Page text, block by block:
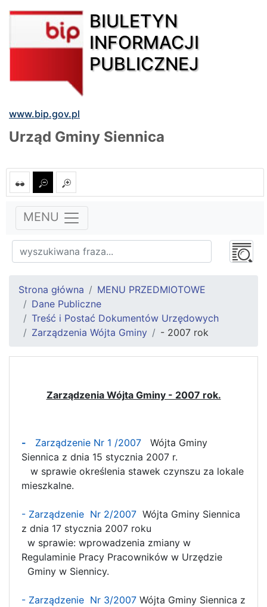
BIULETYN
INFORMACJI
PUBLICZNEJ
www.bip.gov.pl
Urząd Gminy Siennica
MENU
Strona główna
MENU PRZEDMIOTOWE
Dane Publiczne
Treść i Postać Dokumentów Urzędowych
Zarządzenia Wójta Gminy
- 2007 rok
Zarządzenia Wójta Gminy - 2007 rok.
- Zarządzenie Nr 1 /2007
Wójta Gminy
Siennica z dnia 15 stycznia 2007 r.
w sprawie określenia stawek czynszu za lokale
mieszkalne.
- Zarządzenie Nr 2/2007 Wójta Gminy Siennica
z dnia 17 stycznia 2007 roku
w sprawie: wprowadzenia zmiany w
Regulaminie Pracy Pracowników w Urzędzie
Gminy w Siennicy.
- Zarządzenie Nr 3/2007 Wójta Gminy Siennica z